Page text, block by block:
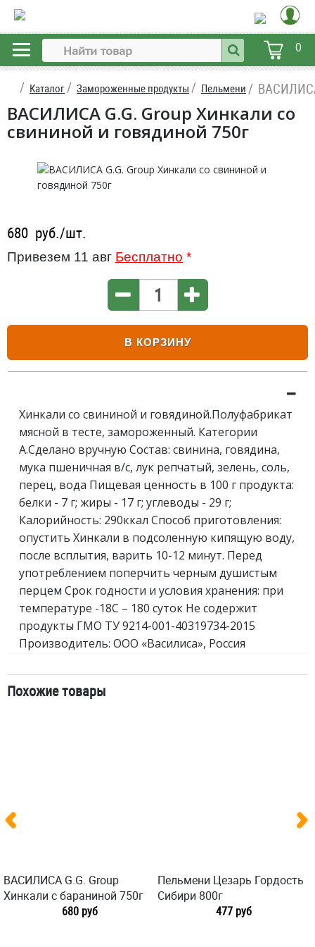
0
Каталог Замороженные продукты Пельмени
ВАСИЛИСА G.G. Group Хинкали со
свининой и говядиной 750г
680 руб./шт.
Привезем 11 авг Бесплатно *
В КОРЗИНУ
Хинкали со свининой и говядиной.Полуфабрикат
мясной в тесте, замороженный. Категории
А.Сделано вручную Состав: свинина, говядина,
мука пшеничная в/с, лук репчатый, зелень, соль,
перец, вода Пищевая ценность в 100 г продукта:
белки - 7 г; жиры - 17 г; углеводы - 29 г;
Калорийность: 290ккал Способ приготовления:
опустить Хинкали в подсоленную кипящую воду,
после всплытия, варить 10-12 минут. Перед
употреблением поперчить черным душистым
перцем Срок годности и условия хранения: при
температуре -18С – 180 суток Не содержит
продукты ГМО ТУ 9214-001-40319734-2015
Производитель: ООО «Василиса», Россия
Похожие товары
ВАСИЛИСА G.G. Group
Хинкали с бараниной 750г
680 руб
Пельмени Цезарь Гордость
Сибири 800г
477 руб